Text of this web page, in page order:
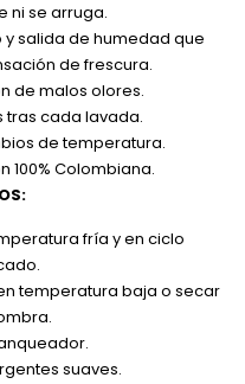
ni se arruga.
salida de humedad que
de frescura.
de malos olores.
tras cada lavada.
de temperatura.
100% Colombiana.
fría y en ciclo
temperatura baja o secar
suaves.